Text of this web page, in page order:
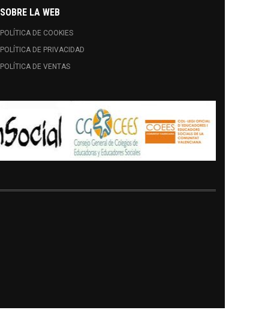
SOBRE LA WEB
POLÍTICA DE COOKIES
POLÍTICA DE PRIVACIDAD
POLÍTICA DE VENTAS